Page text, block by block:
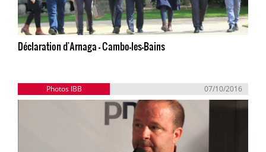
Déclaration d'Arnaga - Cambo-les-Bains
Photos IBB 07/10/2016